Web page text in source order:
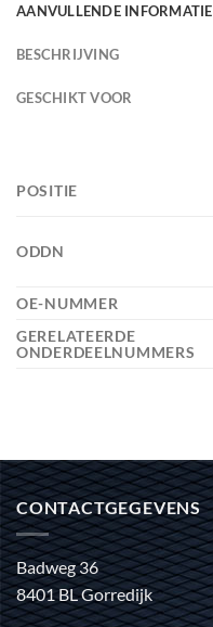
AANVULLENDE INFORMATIE
BESCHRIJVING
GESCHIKT VOOR
POSITIE
ODDN
OE-NUMMER
GERELATEERDE
ONDERDEELNUMMERS
CONTACTGEGEVENS
Badweg 36
8401 BL Gorredijk